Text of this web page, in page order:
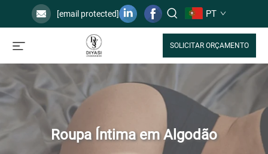
[email protected] PT
SOLICITAR ORÇAMENTO
Roupa Íntima em Algodão